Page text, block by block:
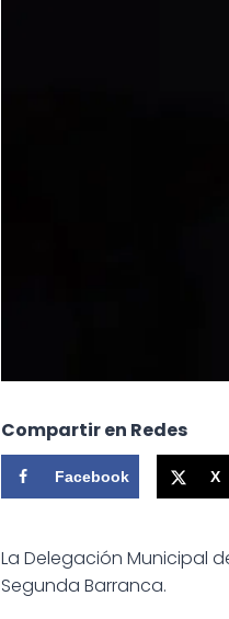
Compartir en Redes
Facebook X
La Delegación Municipal
Segunda Barranca.